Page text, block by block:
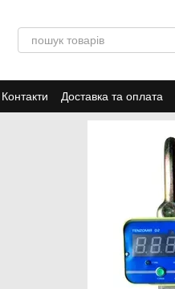
Контакти Доставка та оплата